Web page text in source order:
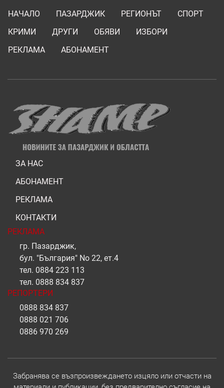
НАЧАЛО ПАЗАРДЖИК РЕГИОНЪТ
СПОРТ
КРИМИ
ДРУГИ ОБЯВИ
ИЗБОРИ
РЕКЛАМА
АБОНАМЕНТ
ЗА НАС
АБОНАМЕНТ
РЕКЛАМА
КОНТАКТИ
РЕКЛАМА
гр. Пазарджик,
бул. "България" No 22, ет.4
тел. 0884 223 113
тел. 0888 834 837
РЕПОРТЕРИ
0888 834 837
0888 021 706
0886 970 269
Забранява се възпроизвеждането изцяло или отчасти на